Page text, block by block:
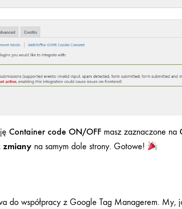
Container code ON/OFF masz zaznaczone na
zmiany na samym dole strony. Gotowe!
do współpracy z Google Tag Managerem. My,